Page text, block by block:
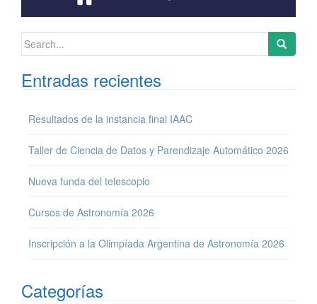
Search for:
Entradas recientes
Resultados de la instancia final IAAC
Taller de Ciencia de Datos y Parendizaje Automático 2026
Nueva funda del telescopio
Cursos de Astronomía 2026
Inscripción a la Olimpíada Argentina de Astronomía 2026
Categorías